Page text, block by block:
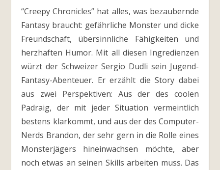
“Creepy Chronicles” hat alles, was bezaubernde
Fantasy braucht: gefährliche Monster und dicke
Freundschaft, übersinnliche Fähigkeiten und
herzhaften Humor. Mit all diesen Ingredienzen
würzt der Schweizer Sergio Dudli sein Jugend-
Fantasy-Abenteuer. Er erzählt die Story dabei
aus zwei Perspektiven: Aus der des coolen
Padraig, der mit jeder Situation vermeintlich
bestens klarkommt, und aus der des Computer-
Nerds Brandon, der sehr gern in die Rolle eines
Monsterjägers hineinwachsen möchte, aber
noch etwas an seinen Skills arbeiten muss. Das